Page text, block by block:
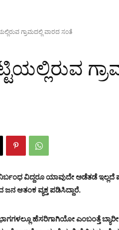
ಗ್ರಾಮದಲ್ಲಿ ವಾರದ ಸಂತೆ
ವಿದ್ದರೂ ಯಾವುದೇ ಅಡೆತಡೆ
ಆತಂಕ ವ್ಯಕ್ತ ಪಡಿಸಿದ್ದಾರೆ.
ಹೆಸರಿಗಾಗಿಯೋ ಎಂಬಂತ್ತೆ